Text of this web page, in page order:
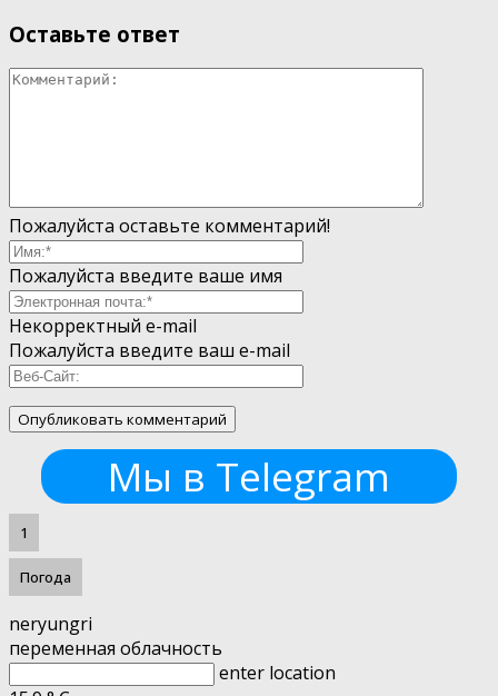
Оставьте ответ
Пожалуйста оставьте комментарий!
Пожалуйста введите ваше имя
Некорректный e-mail
Пожалуйста введите ваш e-mail
Мы в Telegram
1
Погода
neryungri
переменная облачность
enter location